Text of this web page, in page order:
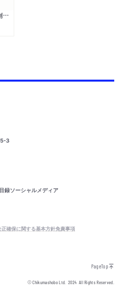
７日でできるキャラクター創作入門
3
録ソーシャルメディア
確保に関する基本方針免責事項
PageTop
© Chikumashobo Ltd.2024 All Rights Reserved.